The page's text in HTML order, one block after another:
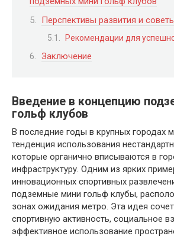
Перспективы развития и
Рекомендации для
Заключение
Введение в концепцию
гольф клубов
В последние годы в крупных городах
тенденция использования
которые органично вписываются в
инфраструктуру. Одним из ярких
инновационных спортивных
подземные мини гольф клубы,
зонах ожидания метро. Эта идея
спортивную активность, социальное
эффективное использование